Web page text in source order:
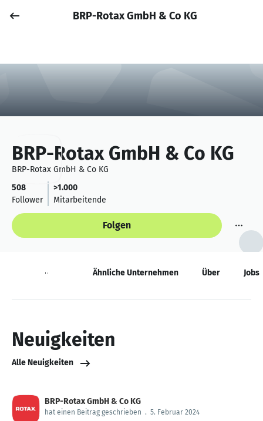
Anmelden
BRP-Rotax GmbH & Co KG
BRP-Rotax GmbH & Co KG
BRP-Rotax GmbH & Co KG
508
Follower
>1.000
Mitarbeitende
Folgen
Neuigkeiten Ähnliche Unternehmen Über Jobs
Neuigkeiten
Alle Neuigkeiten
BRP-Rotax GmbH & Co KG
hat einen Beitrag geschrieben . 5. Februar 2024